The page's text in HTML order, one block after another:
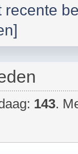
recente
143.